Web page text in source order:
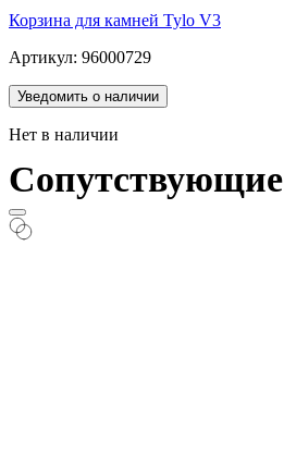
Корзина для камней Tylo V3
Артикул: 96000729
Уведомить о наличии
Нет в наличии
Сопутствующие